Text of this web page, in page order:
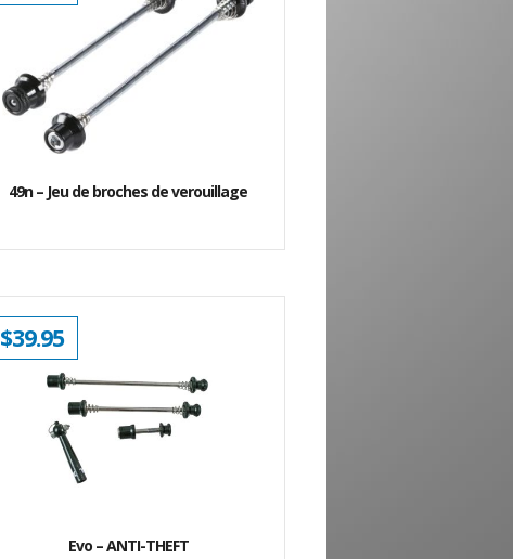
49n – Jeu de broches de verouillage
Evo – ANTI-THEFT
$39.95